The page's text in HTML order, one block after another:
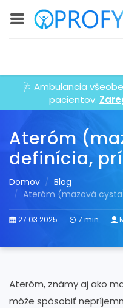
🩺 Ambulancia
pacientov.
Ateróm
definícia,
Domov
Blog
Ateróm (mazová
27.03.2025 7 min
Ateróm, známy aj ako
môže spôsobiť